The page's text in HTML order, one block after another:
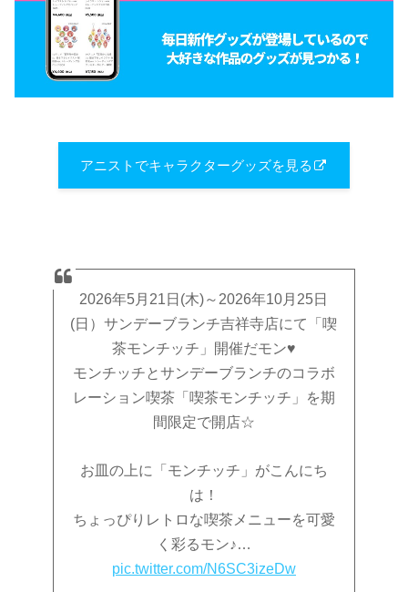
アニストでキャラクターグッズを見る
2026年5月21日(木)～2026年10月25日
(日）サンデーブランチ吉祥寺店にて「喫
茶モンチッチ」開催だモン♥
モンチッチとサンデーブランチのコラボ
レーション喫茶「喫茶モンチッチ」を期
間限定で開店☆
お皿の上に「モンチッチ」がこんにち
は！
ちょっぴりレトロな喫茶メニューを可愛
く彩るモン♪…
pic.twitter.com/N6SC3izeDw